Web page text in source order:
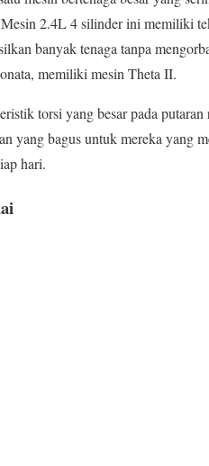
2.4L 4 silinder ini memiliki
banyak tenaga tanpa
memiliki mesin Theta II.
torsi yang besar pada
yang bagus untuk mereka yang
hari.